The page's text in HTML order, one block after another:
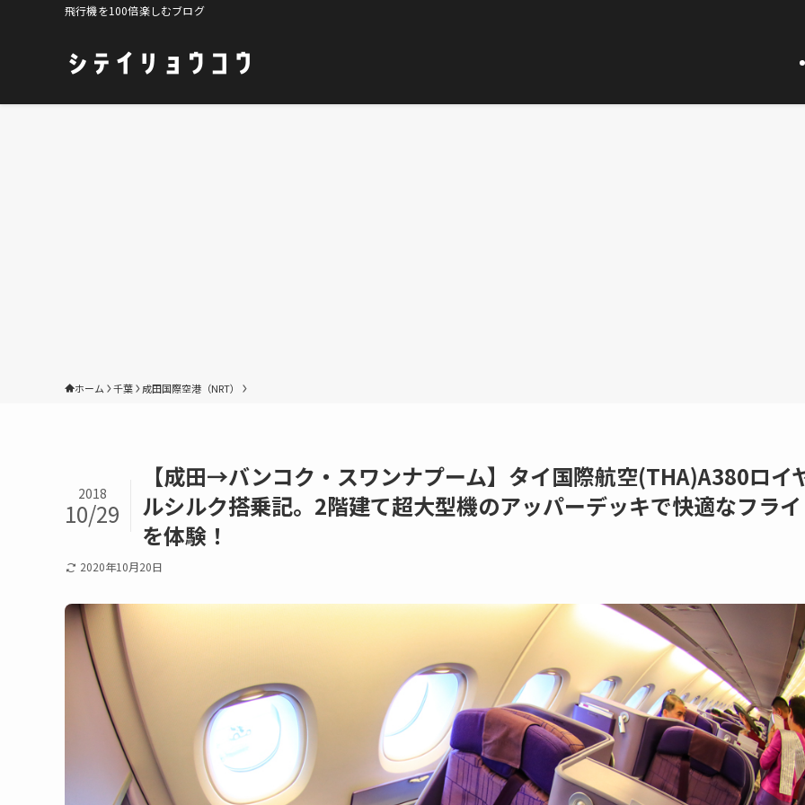
飛行機を100倍楽しむブログ
ホーム 千葉 成田国際空港（NRT）
【成田→バンコク・スワンナプーム】タイ国際航空(THA)A380ロイ
ルシルク搭乗記。2階建て超大型機のアッパーデッキで快適なフラ
を体験！
2018
10/29
2020年10月20日